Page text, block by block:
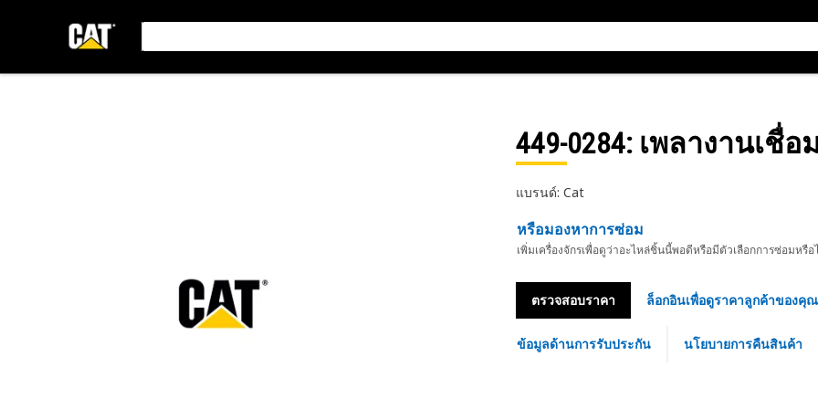
449-0284: เพลางานเชื่อ
แบรนด์: Cat
หรือมองหาการซ่อม
เพิ่มเครื่องจักรเพื่อดูว่าอะไหล่ชิ้นนี้พอดีหรือมีตัวเลือกการซ่อมหรือ
ตรวจสอบราคา ล็อกอินเพื่อดูราคาลูกค้าของคุณ
ข้อมูลด้านการรับประกัน นโยบายการคืนสินค้า